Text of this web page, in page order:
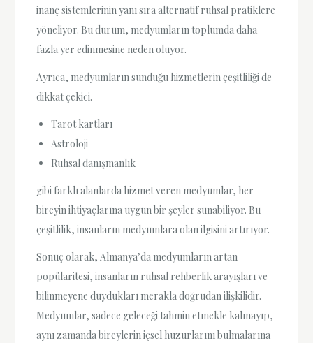
inanç sistemlerinin yanı sıra alternatif ruhsal pratiklere
yöneliyor. Bu durum, medyumların toplumda daha
fazla yer edinmesine neden oluyor.
Ayrıca, medyumların sunduğu hizmetlerin çeşitliliği de
dikkat çekici.
Tarot kartları
Astroloji
Ruhsal danışmanlık
gibi farklı alanlarda hizmet veren medyumlar, her
bireyin ihtiyaçlarına uygun bir şeyler sunabiliyor. Bu
çeşitlilik, insanların medyumlara olan ilgisini artırıyor.
Sonuç olarak, Almanya’da medyumların artan
popülaritesi, insanların ruhsal rehberlik arayışları ve
bilinmeyene duydukları merakla doğrudan ilişkilidir.
Medyumlar, sadece geleceği tahmin etmekle kalmayıp,
aynı zamanda bireylerin içsel huzurlarını bulmalarına